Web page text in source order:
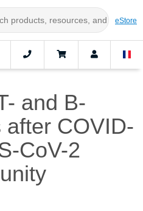
eStore
and B-
after COVID-
CoV-2